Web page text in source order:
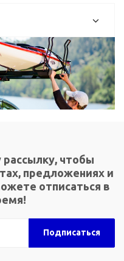
чтобы
предложениях и
отписаться в